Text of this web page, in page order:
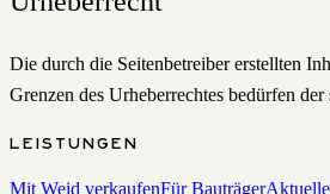
Die durch die Seitenbetreiber erstellten
Grenzen des Urheberrechtes bedürfen
LEISTUNGEN
Mit Weid verkaufenFür Bauträger